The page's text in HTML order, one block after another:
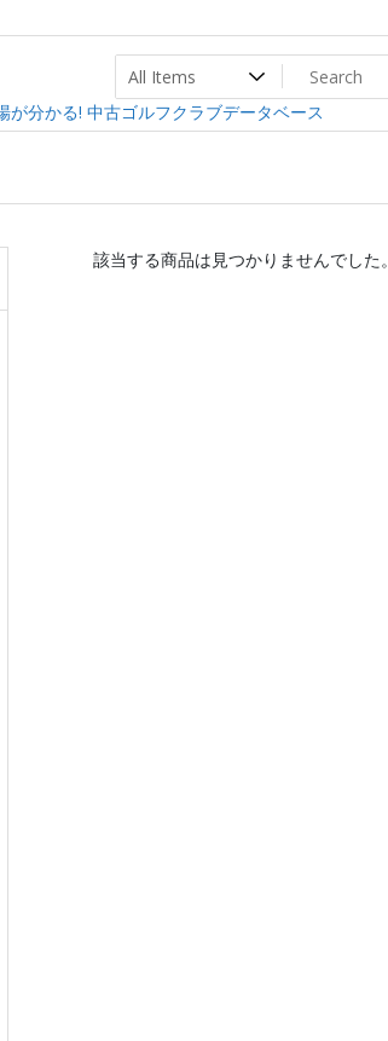
dev
ケット
分かる! 中古ゴルフクラブデータベース
該当する商品は見つかりませんでした。